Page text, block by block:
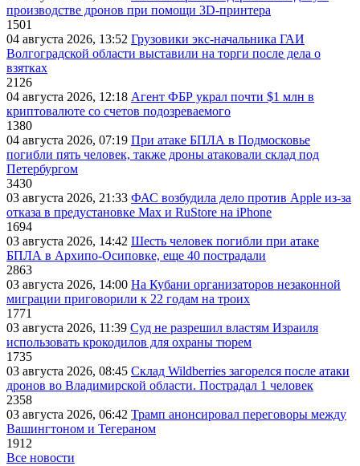
производстве дронов при помощи 3D‑принтера
1501
04 августа 2026, 13:52 Грузовики экс-начальника ГАИ
Волгоградской области выставили на торги после дела о
взятках
2126
04 августа 2026, 12:18 Агент ФБР украл почти $1 млн в
криптовалюте со счетов подозреваемого
1380
04 августа 2026, 07:19 При атаке БПЛА в Подмосковье
погибли пять человек, также дроны атаковали склад под
Петербургом
3430
03 августа 2026, 21:33 ФАС возбудила дело против Apple из-за
отказа в предустановке Max и RuStore на iPhone
1694
03 августа 2026, 14:42 Шесть человек погибли при атаке
БПЛА в Архипо-Осиповке, еще 40 пострадали
2863
03 августа 2026, 14:00 На Кубани организаторов незаконной
миграции приговорили к 22 годам на троих
1771
03 августа 2026, 11:39 Суд не разрешил властям Израиля
использовать крокодилов для охраны тюрем
1735
03 августа 2026, 08:45 Склад Wildberries загорелся после атаки
дронов во Владимирской области. Пострадал 1 человек
2358
03 августа 2026, 06:42 Трамп анонсировал переговоры между
Вашингтоном и Тегераном
1912
Все новости